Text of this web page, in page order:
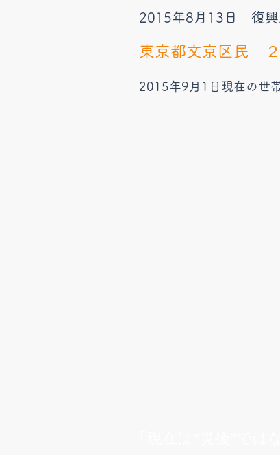
2015年8月13日 復興
東京都文京区民 ２
2015年9月1日現在の世